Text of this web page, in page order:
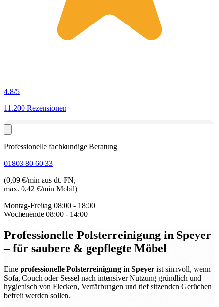
4.8/5
11.200 Rezensionen
Professionelle fachkundige Beratung
01803 80 60 33
(0,09 €/min aus dt. FN,
max. 0,42 €/min Mobil)
Montag-Freitag 08:00 - 18:00
Wochenende 08:00 - 14:00
Professionelle Polsterreinigung in Speyer
– für saubere & gepflegte Möbel
Eine professionelle Polsterreinigung in Speyer ist sinnvoll, wenn
Sofa, Couch oder Sessel nach intensiver Nutzung gründlich und
hygienisch von Flecken, Verfärbungen und tief sitzenden Gerüchen
befreit werden sollen.